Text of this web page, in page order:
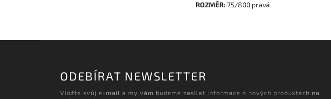
ROZMĚR: 75/800 pravá
ODEBÍRAT NEWSLETTER
Vložte svůj e-mail a my vám budeme zasílat informace o nových produktech na